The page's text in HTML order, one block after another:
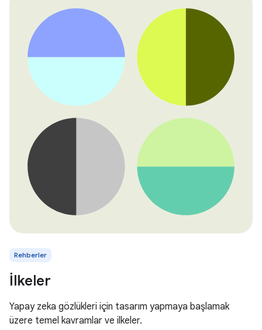
Rehberler
İlkeler
Yapay zeka gözlükleri için tasarım yapmaya başlamak
üzere temel kavramlar ve ilkeler.